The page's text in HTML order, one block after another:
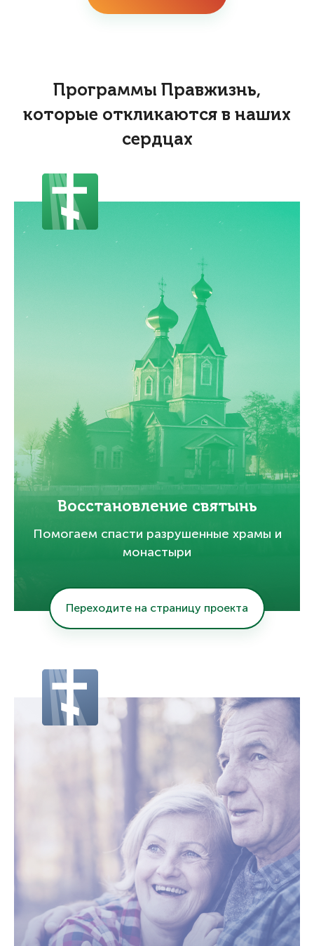
Программы Правжизнь,
которые откликаются в наших
сердцах
Восстановление святынь
Помогаем спасти разрушенные храмы и
монастыри
Переходите на страницу проекта